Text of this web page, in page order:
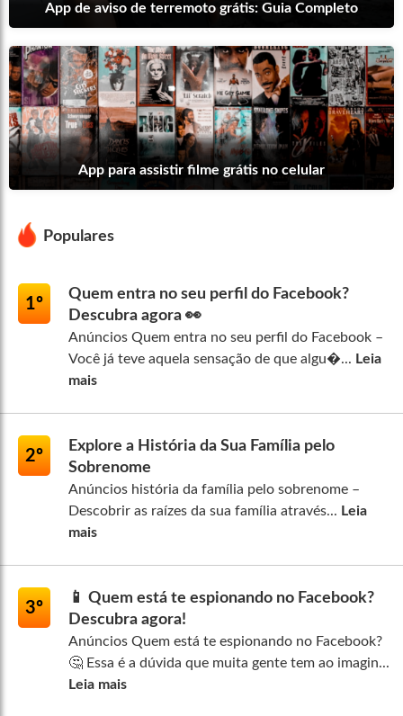
App de aviso de terremoto grátis: Guia Completo
App para assistir filme grátis no celular
Populares
1º
Quem entra no seu perfil do Facebook?
Descubra agora 👀
Anúncios Quem entra no seu perfil do Facebook –
Você já teve aquela sensação de que algu�... Leia
mais
2º
Explore a História da Sua Família pelo
Sobrenome
Anúncios história da família pelo sobrenome –
Descobrir as raízes da sua família através... Leia
mais
3º
📱 Quem está te espionando no Facebook?
Descubra agora!
Anúncios Quem está te espionando no Facebook?
🤔 Essa é a dúvida que muita gente tem ao imagin...
Leia mais